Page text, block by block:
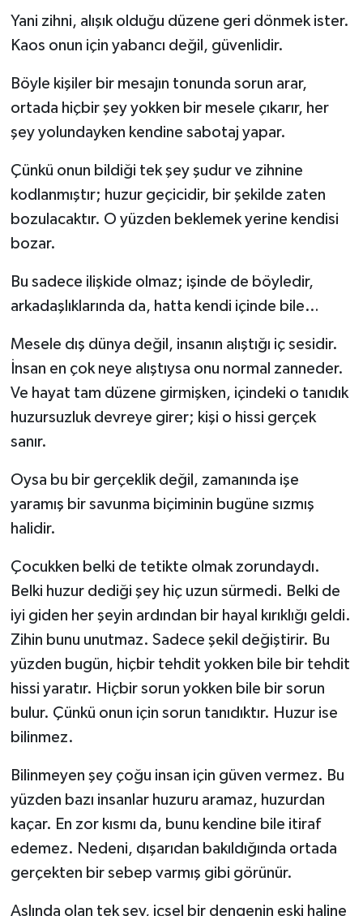
Yani zihni, alışık olduğu düzene geri dönmek ister.
Kaos onun için yabancı değil, güvenlidir.
Böyle kişiler bir mesajın tonunda sorun arar,
ortada hiçbir şey yokken bir mesele çıkarır, her
şey yolundayken kendine sabotaj yapar.
Çünkü onun bildiği tek şey şudur ve zihnine
kodlanmıştır; huzur geçicidir, bir şekilde zaten
bozulacaktır. O yüzden beklemek yerine kendisi
bozar.
Bu sadece ilişkide olmaz; işinde de böyledir,
arkadaşlıklarında da, hatta kendi içinde bile…
Mesele dış dünya değil, insanın alıştığı iç sesidir.
İnsan en çok neye alıştıysa onu normal zanneder.
Ve hayat tam düzene girmişken, içindeki o tanıdık
huzursuzluk devreye girer; kişi o hissi gerçek
sanır.
Oysa bu bir gerçeklik değil, zamanında işe
yaramış bir savunma biçiminin bugüne sızmış
halidir.
Çocukken belki de tetikte olmak zorundaydı.
Belki huzur dediği şey hiç uzun sürmedi. Belki de
iyi giden her şeyin ardından bir hayal kırıklığı geldi.
Zihin bunu unutmaz. Sadece şekil değiştirir. Bu
yüzden bugün, hiçbir tehdit yokken bile bir tehdit
hissi yaratır. Hiçbir sorun yokken bile bir sorun
bulur. Çünkü onun için sorun tanıdıktır. Huzur ise
bilinmez.
Bilinmeyen şey çoğu insan için güven vermez. Bu
yüzden bazı insanlar huzuru aramaz, huzurdan
kaçar. En zor kısmı da, bunu kendine bile itiraf
edemez. Nedeni, dışarıdan bakıldığında ortada
gerçekten bir sebep varmış gibi görünür.
Aslında olan tek şey, içsel bir dengenin eski haline